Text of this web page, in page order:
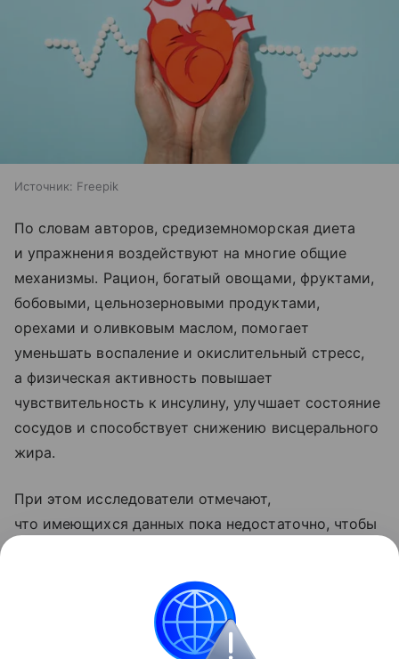
Источник: Freepik
По словам авторов, средиземноморская диета
и упражнения воздействуют на многие общие
механизмы. Рацион, богатый овощами, фруктами,
бобовыми, цельнозерновыми продуктами,
орехами и оливковым маслом, помогает
уменьшать воспаление и окислительный стресс,
а физическая активность повышает
чувствительность к инсулину, улучшает состояние
сосудов и способствует снижению висцерального
жира.
При этом исследователи отмечают,
что имеющихся данных пока недостаточно, чтобы
чем каждый из этих методов по отдельности.